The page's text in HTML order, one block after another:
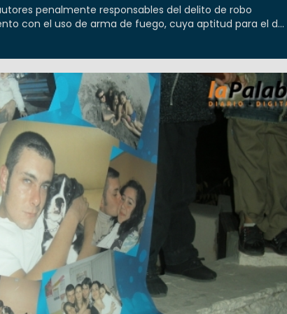
penalmente responsables del delito de robo
con el uso de arma de fuego, cuya aptitud para el d...